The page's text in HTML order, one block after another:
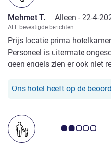
Mehmet T. Alleen - 22-4-
ALL bevestigde berichten
Prijs locatie prima
Personeel is uitermate
geen engels zien er ook niet
Ons hotel heeft op de
Avis-